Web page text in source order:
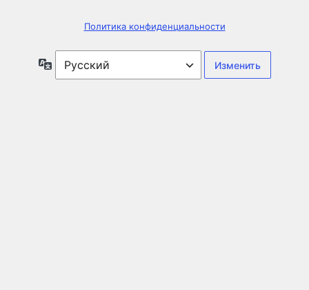
Политика конфиденциальности
Язык